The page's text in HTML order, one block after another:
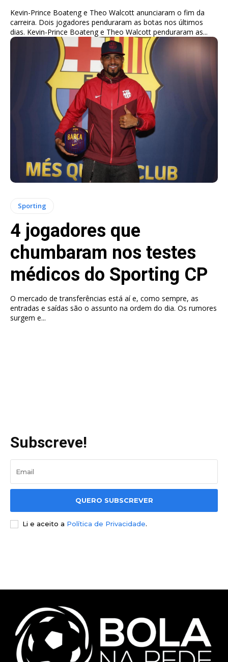
Kevin-Prince Boateng e Theo Walcott anunciaram o fim da
carreira. Dois jogadores penduraram as botas nos últimos
dias. Kevin-Prince Boateng e Theo Walcott penduraram as...
Sporting
4 jogadores que
chumbaram nos testes
médicos do Sporting CP
O mercado de transferências está aí e, como sempre, as
entradas e saídas são o assunto na ordem do dia. Os rumores
surgem e...
Subscreve!
QUERO SUBSCREVER
Li e aceito a Política de Privacidade.